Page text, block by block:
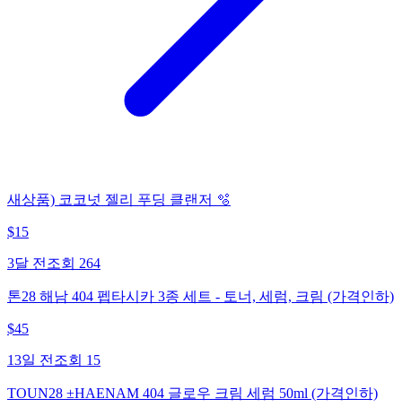
새상품) 코코넛 젤리 푸딩 클랜저 🫧
$15
3달 전 조회 264
톤28 해남 404 펩타시카 3종 세트 - 토너, 세럼, 크림 (가격인하)
$45
13일 전 조회 15
TOUN28 ±HAENAM 404 글로우 크림 세럼 50ml (가격인하)